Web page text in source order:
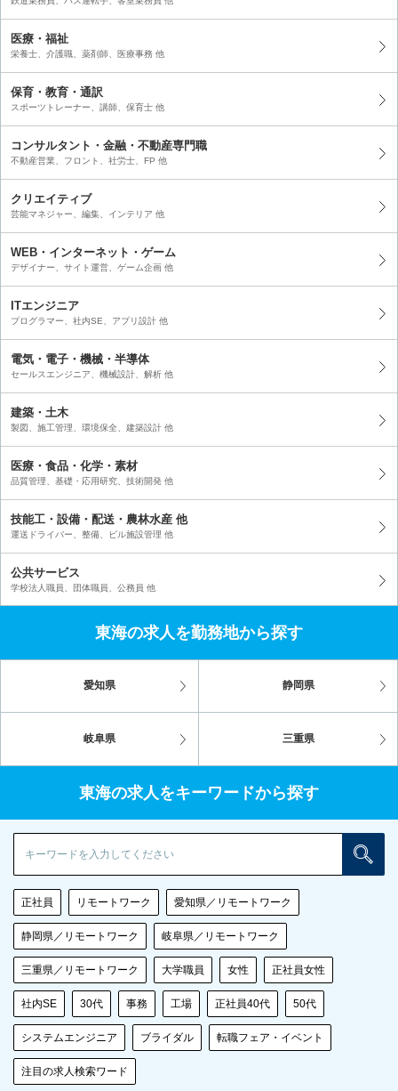
医療・福祉
栄養士、介護職、薬剤師、医療事務 他
保育・教育・通訳
スポーツトレーナー、講師、保育士 他
コンサルタント・金融・不動産専門職
不動産営業、フロント、社労士、FP 他
クリエイティブ
芸能マネジャー、編集、インテリア 他
WEB・インターネット・ゲーム
デザイナー、サイト運営、ゲーム企画 他
ITエンジニア
プログラマー、社内SE、アプリ設計 他
電気・電子・機械・半導体
セールスエンジニア、機械設計、解析 他
建築・土木
製図、施工管理、環境保全、建築設計 他
医療・食品・化学・素材
品質管理、基礎・応用研究、技術開発 他
技能工・設備・配送・農林水産 他
運送ドライバー、整備、ビル施設管理 他
公共サービス
学校法人職員、団体職員、公務員 他
東海の求人を勤務地から探す
愛知県 静岡県
岐阜県 三重県
東海の求人をキーワードから探す
正社員 リモートワーク 愛知県／リモートワーク
静岡県／リモートワーク 岐阜県／リモートワーク
三重県／リモートワーク 大学職員 女性 正社員女性
社内SE 30代 事務 工場 正社員40代 50代
システムエンジニア ブライダル 転職フェア・イベント
注目の求人検索ワード